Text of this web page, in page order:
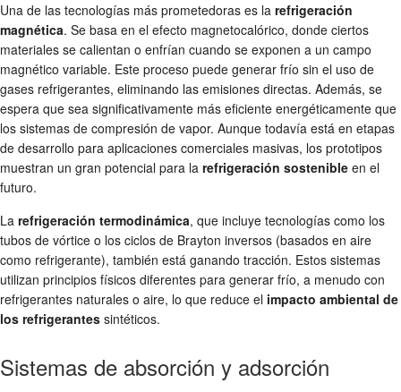
Una de las tecnologías más prometedoras es la refrigeración
magnética. Se basa en el efecto magnetocalórico, donde ciertos
materiales se calientan o enfrían cuando se exponen a un campo
magnético variable. Este proceso puede generar frío sin el uso de
gases refrigerantes, eliminando las emisiones directas. Además, se
espera que sea significativamente más eficiente energéticamente que
los sistemas de compresión de vapor. Aunque todavía está en etapas
de desarrollo para aplicaciones comerciales masivas, los prototipos
muestran un gran potencial para la refrigeración sostenible en el
futuro.
La refrigeración termodinámica, que incluye tecnologías como los
tubos de vórtice o los ciclos de Brayton inversos (basados en aire
como refrigerante), también está ganando tracción. Estos sistemas
utilizan principios físicos diferentes para generar frío, a menudo con
refrigerantes naturales o aire, lo que reduce el impacto ambiental de
los refrigerantes sintéticos.
Sistemas de absorción y adsorción